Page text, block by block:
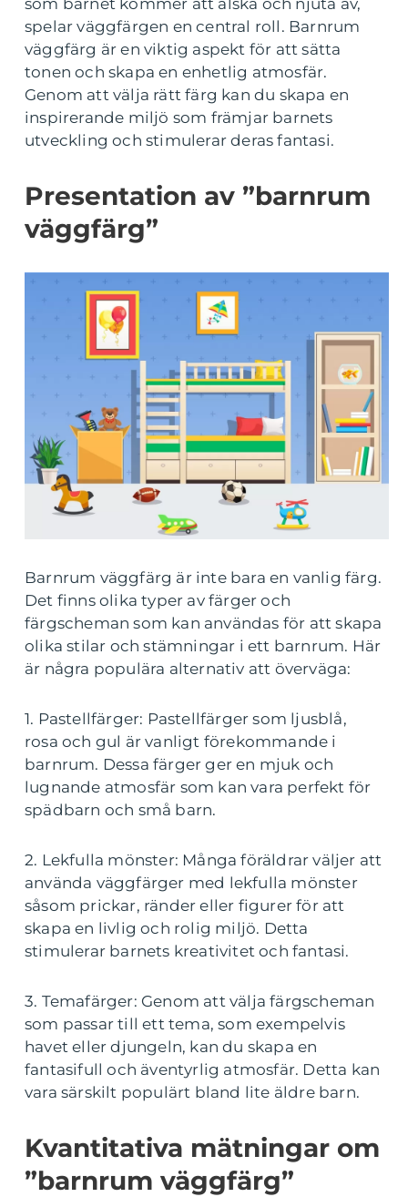
som barnet kommer att älska och njuta av,
spelar väggfärgen en central roll. Barnrum
väggfärg är en viktig aspekt för att sätta
tonen och skapa en enhetlig atmosfär.
Genom att välja rätt färg kan du skapa en
inspirerande miljö som främjar barnets
utveckling och stimulerar deras fantasi.
Presentation av ”barnrum
väggfärg”
Barnrum väggfärg är inte bara en vanlig färg.
Det finns olika typer av färger och
färgscheman som kan användas för att skapa
olika stilar och stämningar i ett barnrum. Här
är några populära alternativ att överväga:
1. Pastellfärger: Pastellfärger som ljusblå,
rosa och gul är vanligt förekommande i
barnrum. Dessa färger ger en mjuk och
lugnande atmosfär som kan vara perfekt för
spädbarn och små barn.
2. Lekfulla mönster: Många föräldrar väljer att
använda väggfärger med lekfulla mönster
såsom prickar, ränder eller figurer för att
skapa en livlig och rolig miljö. Detta
stimulerar barnets kreativitet och fantasi.
3. Temafärger: Genom att välja färgscheman
som passar till ett tema, som exempelvis
havet eller djungeln, kan du skapa en
fantasifull och äventyrlig atmosfär. Detta kan
vara särskilt populärt bland lite äldre barn.
Kvantitativa mätningar om
”barnrum väggfärg”